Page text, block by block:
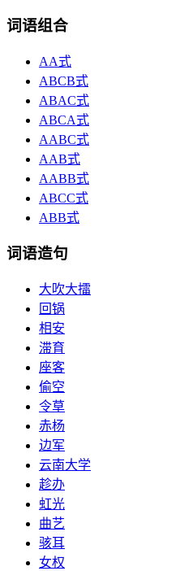
词语组合
AA式
ABCB式
ABAC式
ABCA式
AABC式
AAB式
AABB式
ABCC式
ABB式
词语造句
大吹大擂
回锅
相安
滞育
座客
偷空
令草
赤杨
边军
云南大学
趁办
虹光
曲艺
骇耳
女权